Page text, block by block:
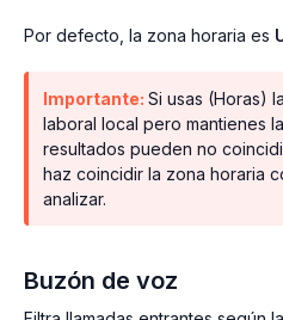
Por defecto, la zona horaria es
Importante: Si usas (Horas)
laboral local pero mantienes
resultados pueden no
haz coincidir la zona horaria
analizar.
Buzón de voz